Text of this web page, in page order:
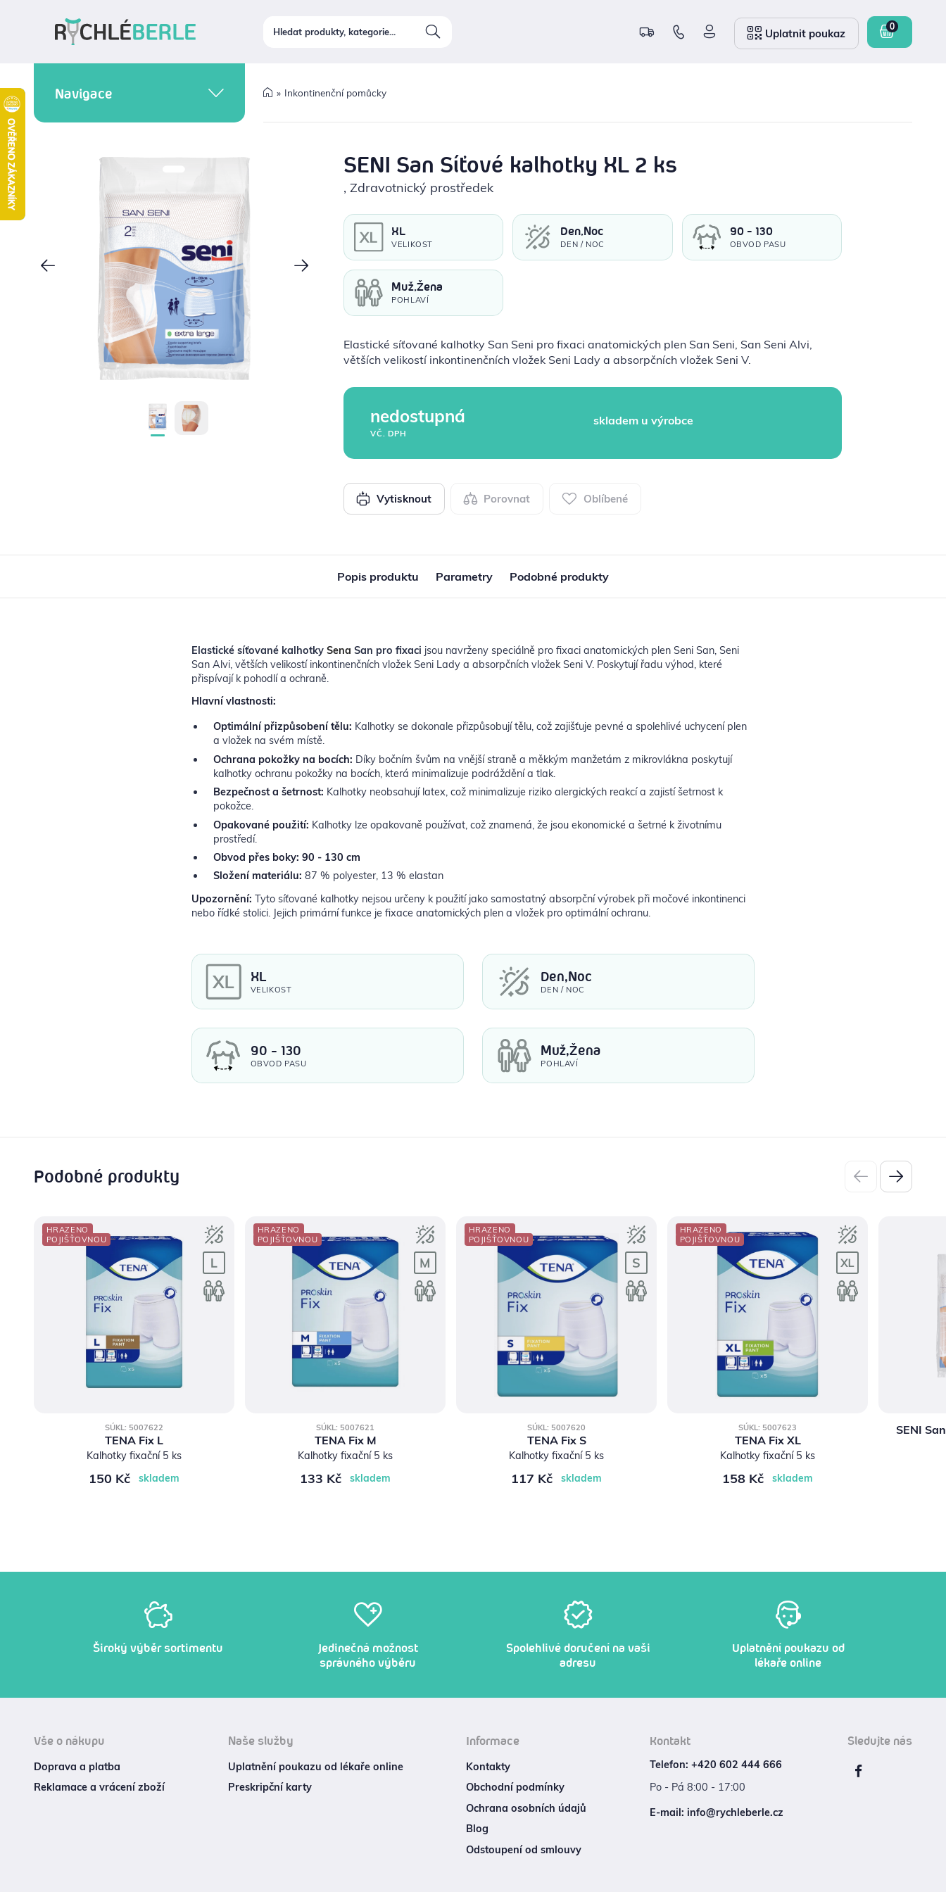
Uplatnit poukaz
Navigace
HYGIENA
CHODÍTKA
ORTÉZY A BANDÁŽE
PROBLÉMY S CHODIDLY
HOJENÍ RAN
KOMPRESNÍ POMŮCKY
POTŘEBY PRO DIABETIKY
STOMICKÉ POMŮCKY
Inkontinenční pomůcky
SENI San Síťové kalhotky XL 2 ks
, Zdravotnický prostředek
XL
VELIKOST
Den,Noc
DEN / NOC
90 - 130
OBVOD PASU
Muž,Žena
POHLAVÍ
Elastické síťované kalhotky San Seni pro fixaci anatomických plen San Seni, San Seni Alvi,
větších velikostí inkontinenčních vložek Seni Lady a absorpčních vložek Seni V.
nedostupná
VČ. DPH
skladem u výrobce
Vytisknout Porovnat Oblíbené
Popis produktu Parametry Podobné produkty
Elastické síťované kalhotky Sena San pro fixaci jsou navrženy speciálně pro fixaci anatomických plen Seni San, Seni
San Alvi, větších velikostí inkontinenčních vložek Seni Lady a absorpčních vložek Seni V. Poskytují řadu výhod, které
přispívají k pohodlí a ochraně.
Hlavní vlastnosti:
Optimální přizpůsobení tělu: Kalhotky se dokonale přizpůsobují tělu, což zajišťuje pevné a spolehlivé uchycení plen
a vložek na svém místě.
Ochrana pokožky na bocích: Díky bočním švům na vnější straně a měkkým manžetám z mikrovlákna poskytují
kalhotky ochranu pokožky na bocích, která minimalizuje podráždění a tlak.
Bezpečnost a šetrnost: Kalhotky neobsahují latex, což minimalizuje riziko alergických reakcí a zajistí šetrnost k
pokožce.
Opakované použití: Kalhotky lze opakovaně používat, což znamená, že jsou ekonomické a šetrné k životnímu
prostředí.
Obvod přes boky: 90 - 130 cm
Složení materiálu: 87 % polyester, 13 % elastan
Upozornění: Tyto síťované kalhotky nejsou určeny k použití jako samostatný absorpční výrobek při močové inkontinenci
nebo řídké stolici. Jejich primární funkce je fixace anatomických plen a vložek pro optimální ochranu.
XL
VELIKOST
Den,Noc
DEN / NOC
90 - 130
OBVOD PASU
Muž,Žena
POHLAVÍ
Podobné produkty
HRAZENO
POJIŠŤOVNOU
SÚKL: 5007622
TENA Fix L
Kalhotky fixační 5 ks
150 Kč skladem
HRAZENO
POJIŠŤOVNOU
SÚKL: 5007621
TENA Fix M
Kalhotky fixační 5 ks
133 Kč skladem
HRAZENO
POJIŠŤOVNOU
SÚKL: 5007620
TENA Fix S
Kalhotky fixační 5 ks
117 Kč skladem
HRAZENO
POJIŠŤOVNOU
SÚKL: 5007623
TENA Fix XL
Kalhotky fixační 5 ks
158 Kč skladem
SENI
Široký výběr sortimentu
Jedinečná možnost
správného výběru
Spolehlivé doručení na vaši
adresu
Uplatnění poukazu od
lékaře online
Vše o nákupu
Doprava a platba
Reklamace a vrácení zboží
Naše služby
Uplatnění poukazu od lékaře online
Preskripční karty
Informace
Kontakty
Obchodní podmínky
Ochrana osobních údajů
Blog
Odstoupení od smlouvy
Kontakt
Telefon: +420 602 444 666
Po - Pá 8:00 - 17:00
E‑mail: info@rychleberle.cz
Sledujte nás